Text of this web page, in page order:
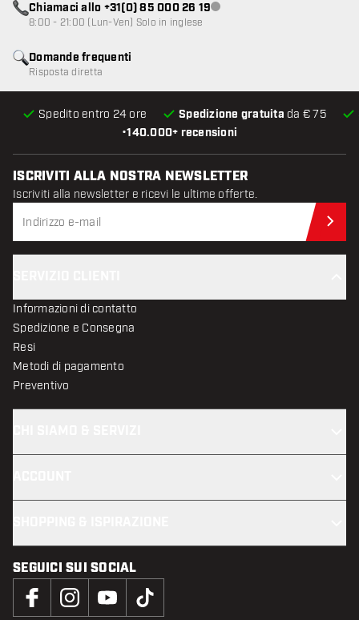
•140.000+ recensioni
Spedito entro 24 ore Spedizione gratuita da € 75
Domande frequenti
Risposta diretta
Chiamaci allo +31(0) 85 000 26 19Servizio clienti non disponibile
8:00 - 21:00 (Lun-Ven) Solo in inglese
ISCRIVITI ALLA NOSTRA NEWSLETTER
Iscriviti alla newsletter e ricevi le ultime offerte.
Informazioni di contatto
Spedizione e Consegna
Resi
Metodi di pagamento
Preventivo
SEGUICI SUI SOCIAL